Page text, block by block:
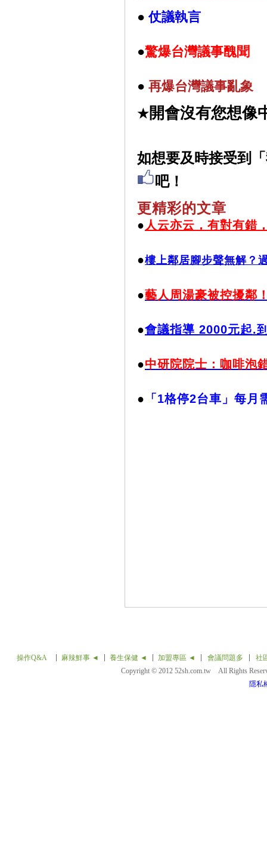
●仗議執言
●驚爆台灣議事醜聞
● 再爆台灣議事亂象
★開會沒有您想像
如想要及時接受到
吧！
更精彩的文章
● 人云亦云，有對有錯
●樓上鄰居腳步聲無解？
●藝人周湯豪被控擾鄰
●會議指導 2000元起.
●中研院院士：咖啡泡
● 「1格停2台車」每
操作Q&A 麻辣鮮事 ◄ 養生保健 ◄ 加盟專區 ◄ 會議問題多
社
Copyright © 2012 52sh.com.tw All Rights
隱私